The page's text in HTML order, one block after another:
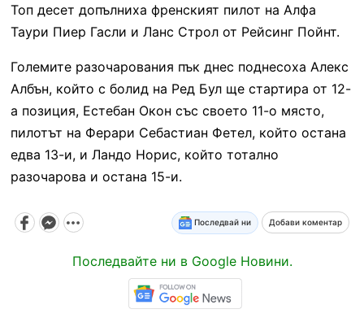
Топ десет допълниха френският пилот на Алфа
Таури Пиер Гасли и Ланс Строл от Рейсинг Пойнт.
Големите разочарования пък днес поднесоха Алекс
Албън, който с болид на Ред Бул ще стартира от 12-
а позиция, Естебан Окон със своето 11-о място,
пилотът на Ферари Себастиан Фетел, който остана
едва 13-и, и Ландо Норис, който тотално
разочарова и остана 15-и.
Последвай ни Добави коментар
Последвайте ни в Google Новини.